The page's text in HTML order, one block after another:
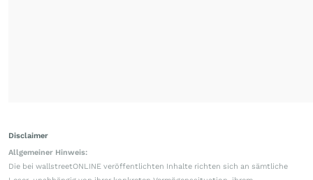
Disclaimer
Allgemeiner Hinweis:
Die bei wallstreetONLINE veröffentlichten Inhalte richten sich an sämtliche